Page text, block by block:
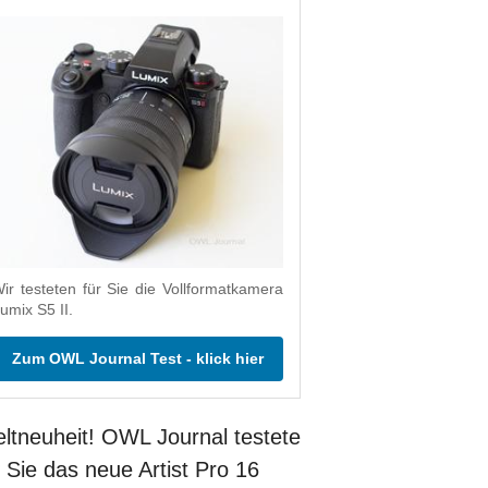
testeten für Sie die Vollformatkamera
S5 II.
Zum OWL Journal Test - klick hier
OWL Journal testete
Sie das neue Artist Pro 16